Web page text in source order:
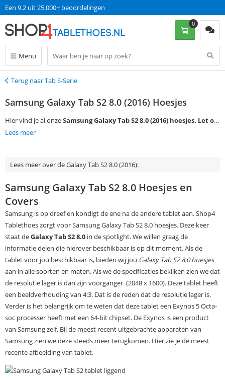
Een 9.2 uit 25.000+ beoordelingen
Menu
0
Terug
Terug naar Tab S-Serie
Samsung Galaxy Tab S2 8.0 (2016) Hoesjes
Hier vind je al onzeSamsung Galaxy Tab S2 8.0 (2016) hoesjes. Let op:
Deze hoesjes zijn ook geschikt voor de Samsung Galaxy Tab S2 8.0
Lees meer
Lees meer over de Galaxy Tab S2 8.0 (2016):
Samsung Galaxy Tab S2 8.0 Hoesjes en
Covers
Samsung is op dreef en kondigt de ene na de andere tablet aan. Shop4
Tablethoes zorgt voor Samsung Galaxy Tab S2 8.0 hoesjes. Deze keer
staat deGalaxy Tab S2 8.0 in de spotlight. We willen graag de
informatie delen die hierover beschikbaar is op dit moment. Als de
tablet voor jou beschikbaar is, bieden wij jou Galaxy Tab S2 8.0 hoesjes
aan in alle soorten en maten. Als we de specificaties bekijken zien we dat
de resolutie lager is dan zijn voorganger. (2048 x 1600). Deze tablet heeft
een beeldverhouding van 4:3. Dat is de reden dat de resolutie lager is.
Verder is het belangrijk om te weten dat deze tablet een Exynos 5 Octa-
soc processer heeft met een 64-bit chipset. De Exynos is een product
van Samsung zelf. Bij de meest recent uitgebrachte apparaten van
Samsung zien we deze steeds meer terugkomen. Hier zie je de meest
recente afbeelding van tablet.